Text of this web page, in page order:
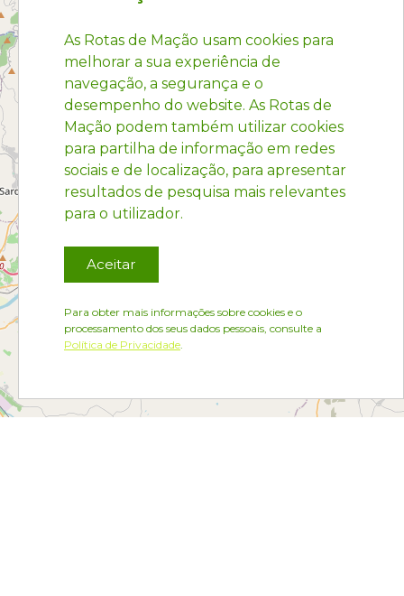
As Rotas de Mação usam cookies para
melhorar a sua experiência de
navegação, a segurança e o
desempenho do website. As Rotas de
Mação podem também utilizar cookies
para partilha de informação em redes
sociais e de localização, para apresentar
resultados de pesquisa mais relevantes
para o utilizador.
Aceitar
Para obter mais informações sobre cookies e o
processamento dos seus dados pessoais, consulte a
Política de Privacidade.